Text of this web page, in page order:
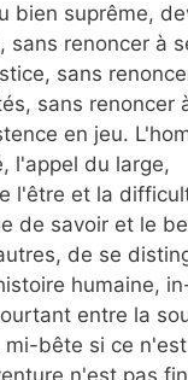
bien suprême,
sans renoncer à
sans
sans renoncer
en jeu.
l'appel du large,
l'être et la
de savoir et le
de se
humaine,
entre la
bête si ce